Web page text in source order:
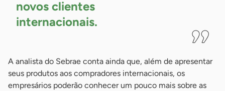
novos clientes
internacionais.
A analista do Sebrae conta ainda que, além de apresentar
seus produtos aos compradores internacionais, os
empresários poderão conhecer um pouco mais sobre as